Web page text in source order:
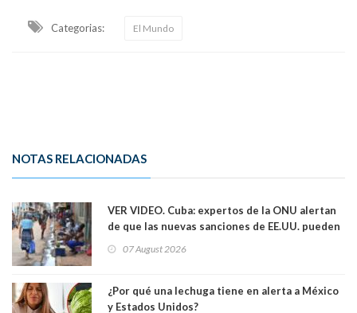
Categorias: El Mundo
NOTAS RELACIONADAS
VER VIDEO. Cuba: expertos de la ONU alertan
de que las nuevas sanciones de EE.UU. pueden
07 August 2026
¿Por qué una lechuga tiene en alerta a México
y Estados Unidos?